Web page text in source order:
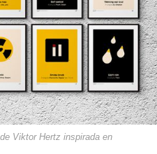
Viktor Hertz inspirada en